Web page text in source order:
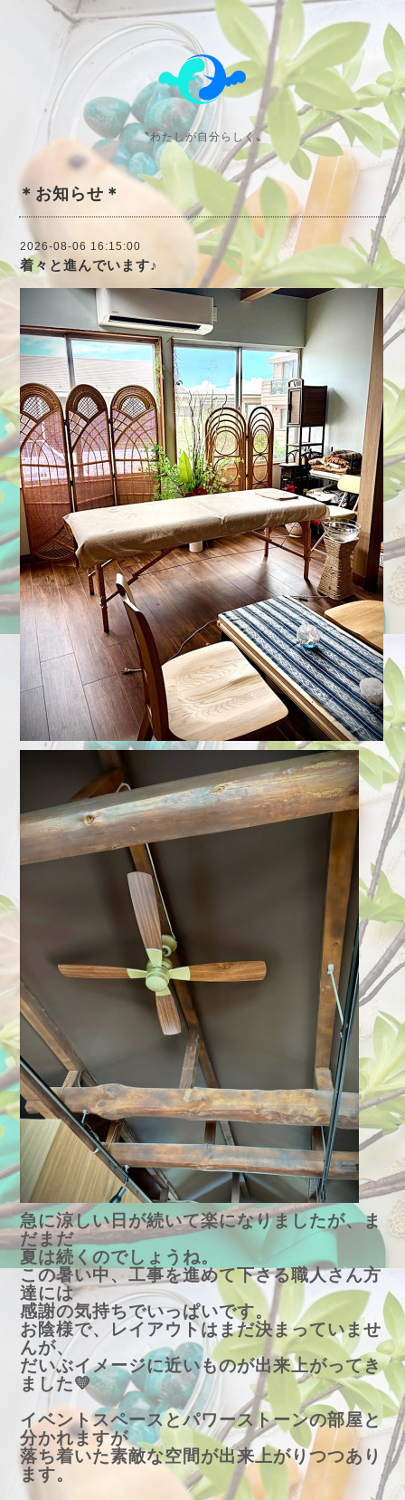
〝わたしが自分らしく〟
＊お知らせ＊
2026-08-06 16:15:00
着々と進んでいます♪
急に涼しい日が続いて楽になりましたが、ま
だまだ
夏は続くのでしょうね。
この暑い中、工事を進めて下さる職人さん方
達には
感謝の気持ちでいっぱいです。
お陰様で、レイアウトはまだ決まっていませ
んが、
だいぶイメージに近いものが出来上がってき
ました💛
イベントスペースとパワーストーンの部屋と
分かれますが
落ち着いた素敵な空間が出来上がりつつあり
ます。